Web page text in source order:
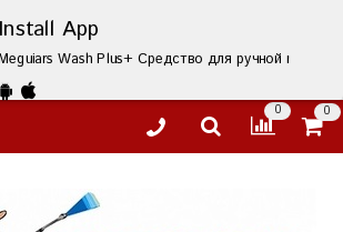
Install App
Wash Plus+ Средство для ручной мойки
0 0